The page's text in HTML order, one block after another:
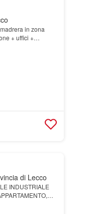
in zona
+ uffici +
di Lecco
INDUSTRIALE